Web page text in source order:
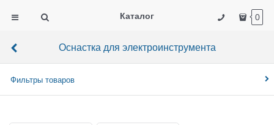
Каталог 0
Оснастка для электроинструмента
Фильтры товаров